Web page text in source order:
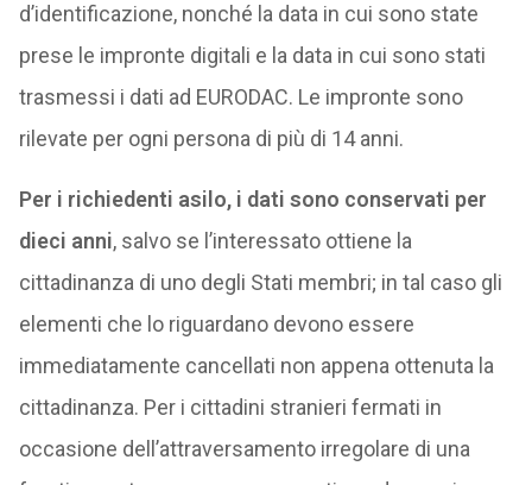
d’identificazione, nonché la data in cui sono state
prese le impronte digitali e la data in cui sono stati
trasmessi i dati ad EURODAC. Le impronte sono
rilevate per ogni persona di più di 14 anni.
Per i richiedenti asilo, i dati sono conservati per
dieci anni, salvo se l’interessato ottiene la
cittadinanza di uno degli Stati membri; in tal caso gli
elementi che lo riguardano devono essere
immediatamente cancellati non appena ottenuta la
cittadinanza. Per i cittadini stranieri fermati in
occasione dell’attraversamento irregolare di una